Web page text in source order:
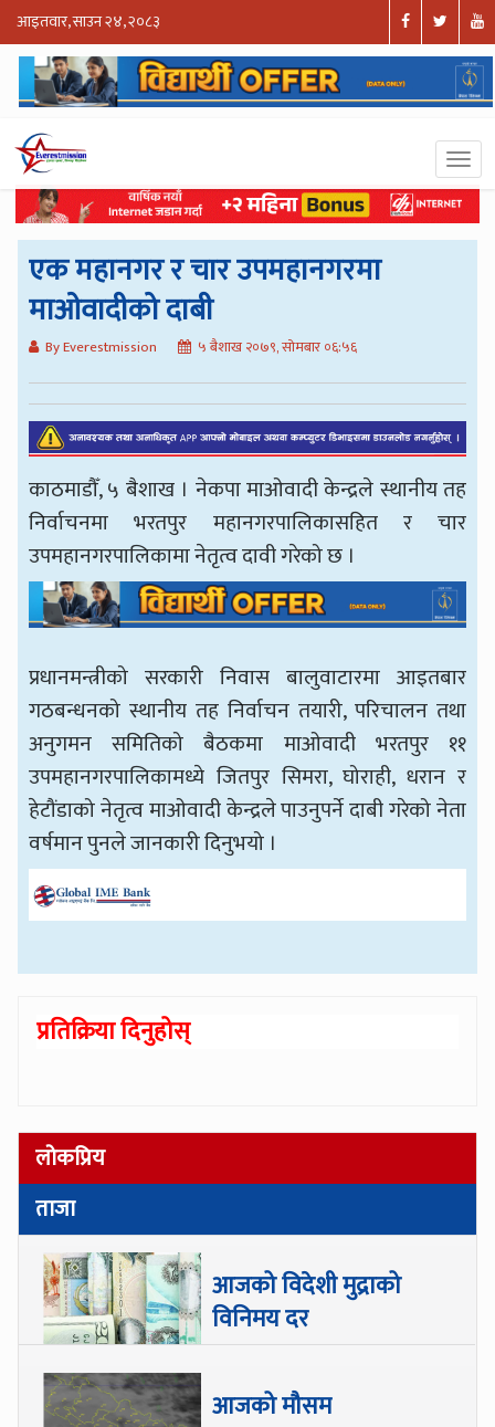
आइतवार, साउन २४, २०८३
एक महानगर र चार उपमहानगरमा
माओवादीको दाबी
By Everestmission ५ बैशाख २०७९, सोमबार ०६:५६
काठमाडौँ, ५ बैशाख । नेकपा माओवादी केन्द्रले स्थानीय तह
निर्वाचनमा भरतपुर महानगरपालिकासहित र चार
उपमहानगरपालिकामा नेतृत्व दावी गरेको छ ।
प्रधानमन्त्रीको सरकारी निवास बालुवाटारमा आइतबार
गठबन्धनको स्थानीय तह निर्वाचन तयारी, परिचालन तथा
अनुगमन समितिको बैठकमा माओवादी भरतपुर ११
उपमहानगरपालिकामध्ये जितपुर सिमरा, घोराही, धरान र
हेटौंडाको नेतृत्व माओवादी केन्द्रले पाउनुपर्ने दाबी गरेको नेता
वर्षमान पुनले जानकारी दिनुभयो ।
प्रतिक्रिया दिनुहोस्
लोकप्रिय
ताजा
आजको विदेशी मुद्राको
विनिमय दर
आजको मौसम